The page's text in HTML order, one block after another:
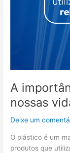
A
nossas
Deixe um
O plástico é um
produtos que